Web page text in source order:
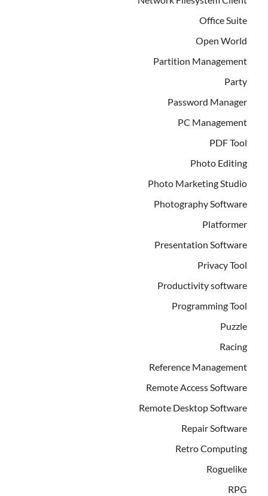
Office Suite
Open World
Partition Management
Party
Password Manager
PC Management
PDF Tool
Photo Editing
Photo Marketing Studio
Photography Software
Platformer
Presentation Software
Privacy Tool
Productivity software
Programming Tool
Puzzle
Racing
Reference Management
Remote Access Software
Remote Desktop Software
Repair Software
Retro Computing
Roguelike
RPG